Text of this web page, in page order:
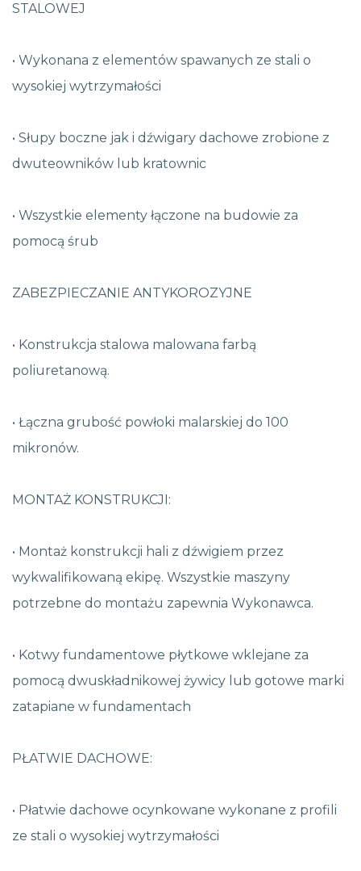
STALOWEJ
• Wykonana z elementów spawanych ze stali o
wysokiej wytrzymałości
• Słupy boczne jak i dźwigary dachowe zrobione z
dwuteowników lub kratownic
• Wszystkie elementy łączone na budowie za
pomocą śrub
ZABEZPIECZANIE ANTYKOROZYJNE
• Konstrukcja stalowa malowana farbą
poliuretanową.
• Łączna grubość powłoki malarskiej do 100
mikronów.
MONTAŻ KONSTRUKCJI:
• Montaż konstrukcji hali z dźwigiem przez
wykwalifikowaną ekipę. Wszystkie maszyny
potrzebne do montażu zapewnia Wykonawca.
• Kotwy fundamentowe płytkowe wklejane za
pomocą dwuskładnikowej żywicy lub gotowe marki
zatapiane w fundamentach
PŁATWIE DACHOWE:
• Płatwie dachowe ocynkowane wykonane z profili
ze stali o wysokiej wytrzymałości